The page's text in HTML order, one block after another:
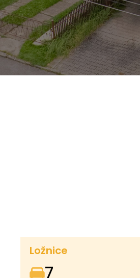
Ložnice
7